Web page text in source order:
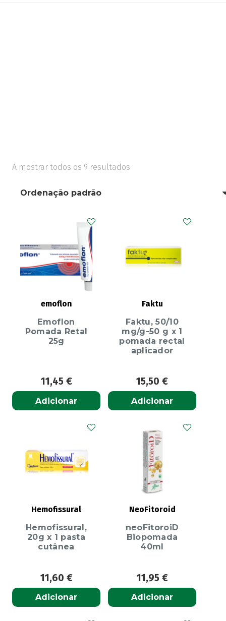
A mostrar todos os 9 resultados
emoflon
Emoflon
Pomada Retal
25g
11,45 €
Adicionar
Faktu
Faktu, 50/10
mg/g-50 g x 1
pomada rectal
aplicador
15,50 €
Adicionar
Hemofissural
Hemofissural,
20g x 1 pasta
cutânea
11,60 €
Adicionar
NeoFitoroid
neoFitoroiD
Biopomada
40ml
11,95 €
Adicionar